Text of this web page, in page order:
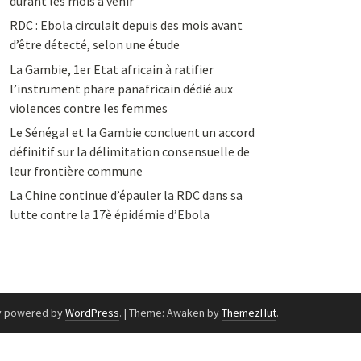
RDC : Ebola circulait depuis des mois avant
d’être détecté, selon une étude
La Gambie, 1er Etat africain à ratifier
l’instrument phare panafricain dédié aux
violences contre les femmes
Le Sénégal et la Gambie concluent un accord
définitif sur la délimitation consensuelle de
leur frontière commune
La Chine continue d’épauler la RDC dans sa
lutte contre la 17è épidémie d’Ebola
powered byWordPress. | Theme: Awaken byThemezHut.